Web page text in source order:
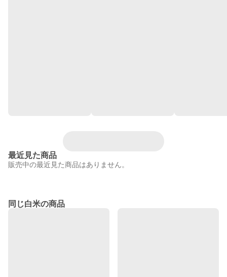
最近見た商品
販売中の最近見た商品はありません。
同じ白米の商品